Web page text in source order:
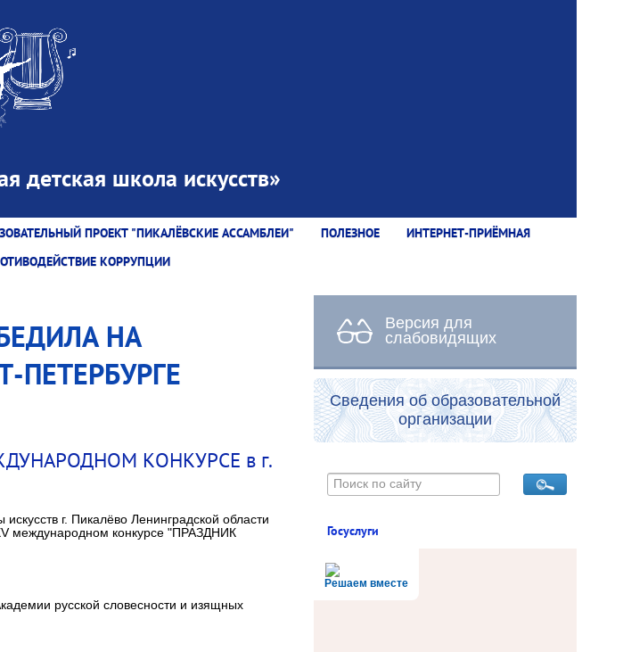
детская школа искусств»
ПРОЕКТ "ПИКАЛЁВСКИЕ АССАМБЛЕИ" ПОЛЕЗНОЕ
ИНТЕРНЕТ-ПРИЁМНАЯ
КОРРУПЦИИ
НА
ПЕТЕРБУРГЕ
КОНКУРСЕ в г.
г. Пикалёво Ленинградской области
международном конкурсе "ПРАЗДНИК
русской словесности и изящных
Версия для
слабовидящих
Сведения об образовательной
организации
Госуслуги
Решаем вместе